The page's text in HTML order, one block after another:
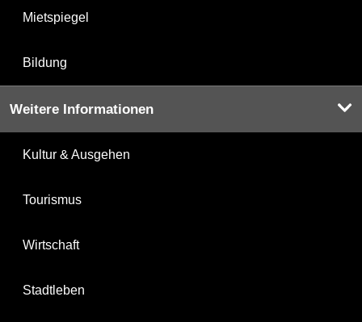
Mietspiegel
Bildung
Weitere Informationen
Kultur & Ausgehen
Tourismus
Wirtschaft
Stadtleben